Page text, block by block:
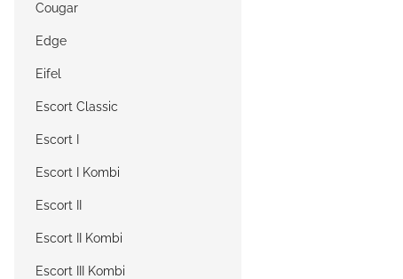
Cougar
Edge
Eifel
Escort Classic
Escort I
Escort I Kombi
Escort II
Escort II Kombi
Escort III Kombi